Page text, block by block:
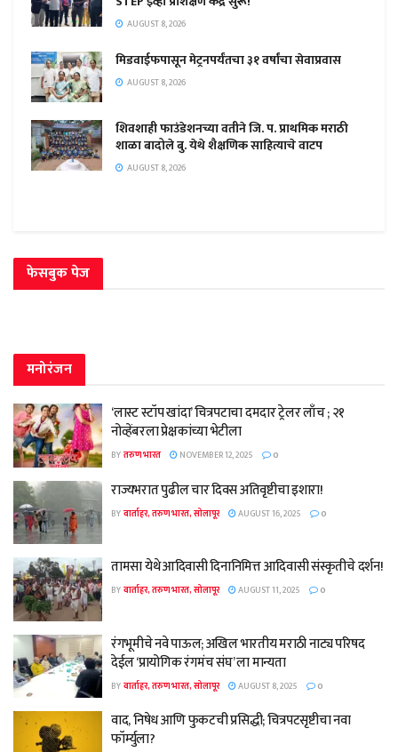
AUGUST 8, 2026
मिडवाईफपासून मेट्रनपर्यंतचा ३१ वर्षांचा सेवाप्रवास
AUGUST 8, 2026
शिवशाही फाउंडेशनच्या वतीने जि. प. प्राथमिक मराठी
शाळा बादोले बु. येथे शैक्षणिक साहित्याचे वाटप
AUGUST 8, 2026
फेसबुक पेज
मनोरंजन
‘लास्ट स्टॉप खांदा’ चित्रपटाचा दमदार ट्रेलर लाँच ; २१
नोव्हेंबरला प्रेक्षकांच्या भेटीला
BYतरुण भारत NOVEMBER 12, 2025 0
राज्यभरात पुढील चार दिवस अतिवृष्टीचा इशारा!
BYवार्ताहर, तरुण भारत, सोलापूर AUGUST 16, 2025 0
तामसा येथे आदिवासी दिनानिमित्त आदिवासी संस्कृतीचे दर्शन!
BYवार्ताहर, तरुण भारत, सोलापूर AUGUST 11, 2025 0
रंगभूमीचे नवे पाऊल; अखिल भारतीय मराठी नाट्य परिषद
देईल ‘प्रायोगिक रंगमंच संघ’ ला मान्यता
BYवार्ताहर, तरुण भारत, सोलापूर AUGUST 8, 2025 0
वाद, निषेध आणि फुकटची प्रसिद्धी; चित्रपटसृष्टीचा नवा
फॉर्म्युला?